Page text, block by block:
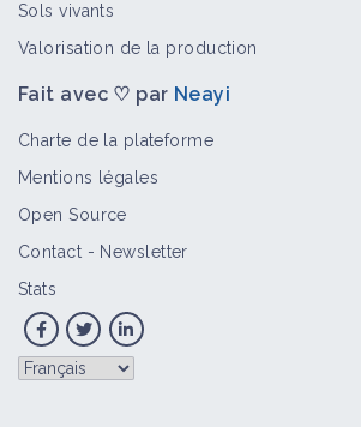
Sols vivants
Valorisation de la production
Fait avec ♡ par Neayi
Charte de la plateforme
Mentions légales
Open Source
Contact - Newsletter
Stats